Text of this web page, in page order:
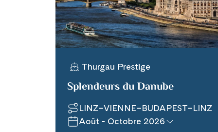
Thurgau Prestige
Splendeurs du Danube
LINZ–VIENNE–BUDAPEST–LINZ
Août - Octobre 2026